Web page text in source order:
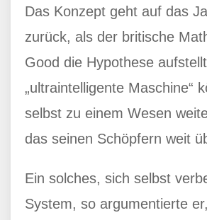
Das Konzept geht auf das
zurück, als der britische
Good die Hypothese
„ultraintelligente Maschine“
selbst zu einem Wesen
das seinen Schöpfern weit
Ein solches, sich selbst
System, so argumentierte